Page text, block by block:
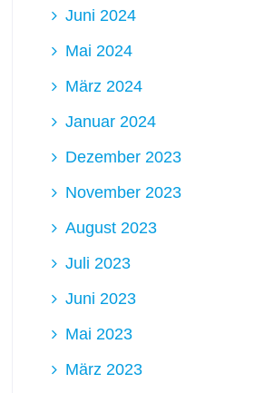
Juni 2024
Mai 2024
März 2024
Januar 2024
Dezember 2023
November 2023
August 2023
Juli 2023
Juni 2023
Mai 2023
März 2023